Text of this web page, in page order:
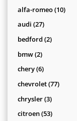
alfa-romeo 1010
audi 2727
productos
bedford 22
bmw 22
productos
chery 66
productos
chevrolet 7777
chrysler 33
productos
citroen 5353